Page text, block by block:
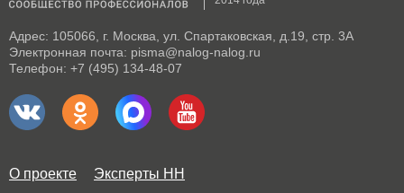
Адрес: 105066, г. Москва, ул. Спартаковская, д.19, стр. 3А
Электронная почта: pisma@nalog-nalog.ru
Телефон: +7 (495) 134-48-07
О проекте
Эксперты НН